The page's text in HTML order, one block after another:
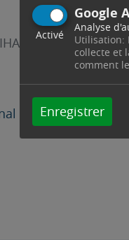
Google
Activé
Analyse
Utilisation:
collecte et
comment
Enregistrer
– Programme
du Haut de l’Arc